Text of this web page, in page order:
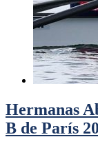
Hermanas
B de París